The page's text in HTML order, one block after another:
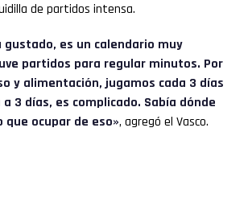
de partidos intensa.
gustado, es un calendario muy
partidos para regular minutos. Por
y alimentación, jugamos cada 3 días
3 días, es complicado. Sabía dónde
ocupar de eso», agregó el Vasco.